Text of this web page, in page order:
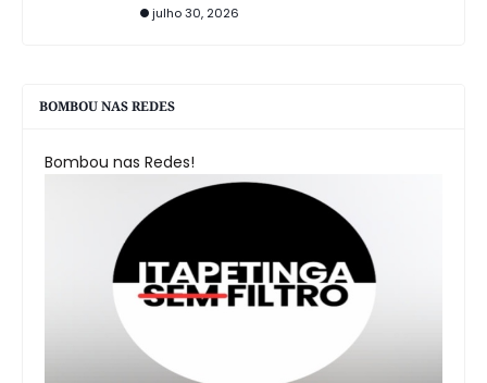
julho 30, 2026
BOMBOU NAS REDES
Bombou nas Redes!